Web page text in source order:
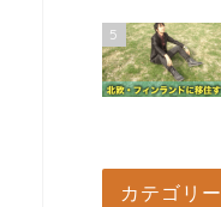
5
カテゴリー